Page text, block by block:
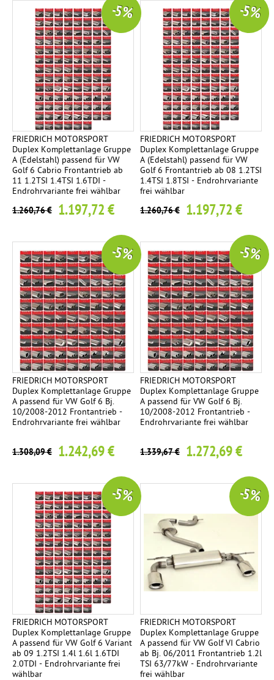
FRIEDRICH MOTORSPORT
Duplex Komplettanlage Gruppe
A (Edelstahl) passend für VW
Golf 6 Cabrio Frontantrieb ab
11 1.2TSI 1.4TSI 1.6TDI -
Endrohrvariante frei wählbar
1.260,76 € 1.197,72 €
-5 %
FRIEDRICH MOTORSPORT
Duplex Komplettanlage Gruppe
A (Edelstahl) passend für VW
Golf 6 Frontantrieb ab 08 1.2TSI
1.4TSI 1.8TSI - Endrohrvariante
frei wählbar
1.260,76 € 1.197,72 €
-5 %
FRIEDRICH MOTORSPORT
Duplex Komplettanlage Gruppe
A passend für VW Golf 6 Bj.
10/2008-2012 Frontantrieb -
Endrohrvariante frei wählbar
1.308,09 € 1.242,69 €
-5 %
FRIEDRICH MOTORSPORT
Duplex Komplettanlage Gruppe
A passend für VW Golf 6 Bj.
10/2008-2012 Frontantrieb -
Endrohrvariante frei wählbar
1.339,67 € 1.272,69 €
-5 %
FRIEDRICH MOTORSPORT
Duplex Komplettanlage Gruppe
A passend für VW Golf 6 Variant
ab 09 1.2TSI 1.4l 1.6l 1.6TDI
2.0TDI - Endrohrvariante frei
wählbar
-5 %
FRIEDRICH MOTORSPORT
Duplex Komplettanlage Gruppe
A passend für VW Golf VI Cabrio
ab Bj. 06/2011 Frontantrieb 1.2l
TSI 63/77kW - Endrohrvariante
frei wählbar
-5 %